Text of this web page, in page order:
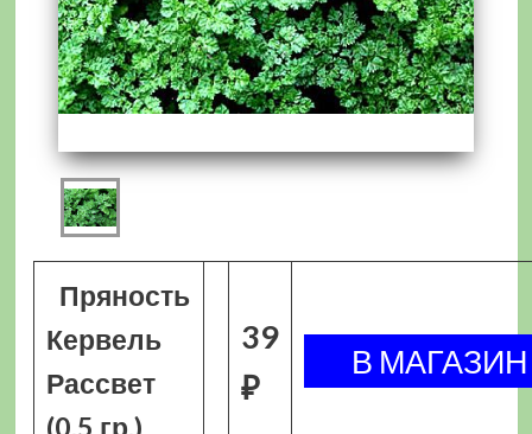
Пряность
Кервель
Рассвет
(0,5 гр.)
39
₽